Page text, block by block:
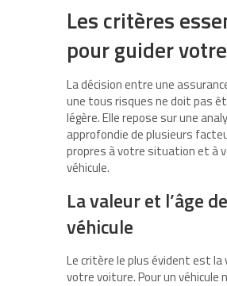
Les critères
pour guider
La décision entre une
une tous risques ne doit pas
légère. Elle repose sur une
approfondie de plusieurs
propres à votre situation et à
véhicule.
La valeur et l’âge
véhicule
Le critère le plus évident est la
votre voiture. Pour un véhicule